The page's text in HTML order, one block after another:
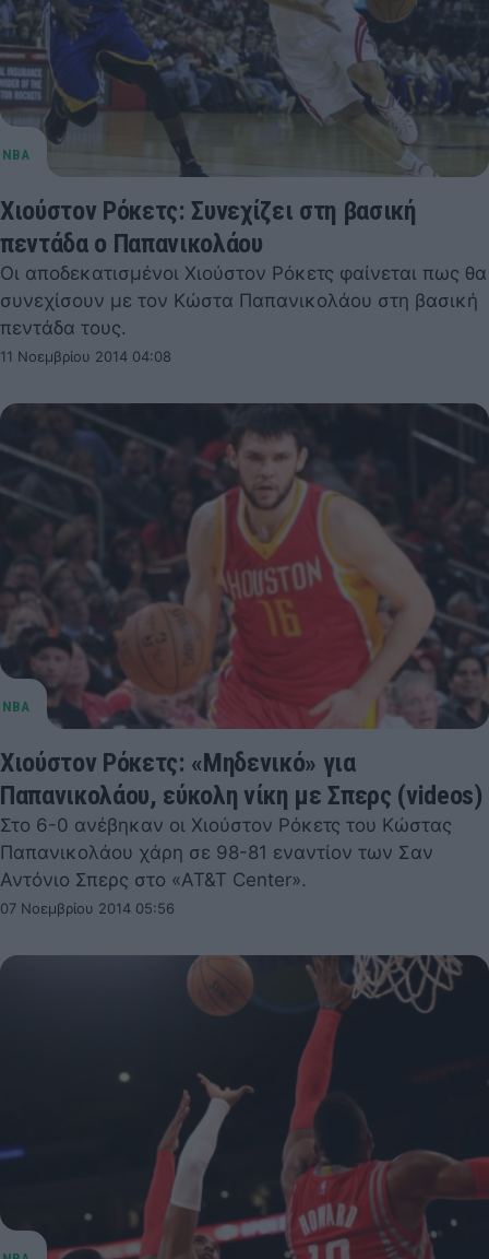
Χιούστον Ρόκετς: Συνεχίζει στη βασική
πεντάδα ο Παπανικολάου
Οι αποδεκατισμένοι Χιούστον Ρόκετς φαίνεται πως θα
συνεχίσουν με τον Κώστα Παπανικολάου στη βασική
πεντάδα τους.
11 Νοεμβρίου 2014 04:08
Χιούστον Ρόκετς: «Μηδενικό» για
Παπανικολάου, εύκολη νίκη με Σπερς (videos)
Στο 6-0 ανέβηκαν οι Χιούστον Ρόκετς του Κώστας
Παπανικολάου χάρη σε 98-81 εναντίον των Σαν
Αντόνιο Σπερς στο «AT&T Center».
07 Νοεμβρίου 2014 05:56